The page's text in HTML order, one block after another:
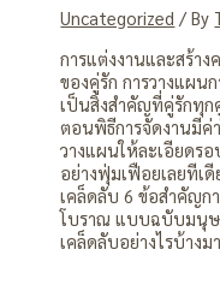
Uncategorized / By
การแต่งงานและสร้า
ของคู่รัก การวางแผน
เป็นสิ่งสำคัญที่คู่รักทุก
ตอนพิธีการจัดงานมีค่
วางแผนให้ละเอียดร
อย่างฟุ่มเฟือยเลยทีเ
เคล็ดลับ 6 ข้อสำคัญก
โบราณ แบบฉบับมนุษ
เคล็ดลับอย่างไรบ้างม